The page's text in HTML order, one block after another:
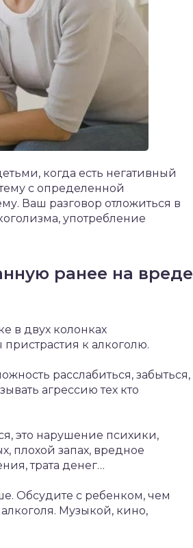
когда есть негативный
с определенной
Ваш разговор отложиться в
употребление
ранее на вреде
в двух колонках
к алкоголю.
расслабиться, забыться,
агрессию тех кто
это нарушение психики,
плохой запах, вредное
трата денег…
Обсудите с ребенком, чем
Музыкой, кино,